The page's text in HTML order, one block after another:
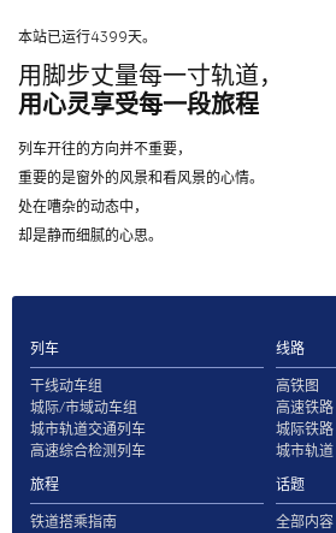
本站已运行4399天。
用脚步丈量每一寸轨道，
用心灵享受每一段旅程
列车开往的方向并不重要，
重要的是窗外的风景和看风景的心情。
处在嘈杂的动态中，
却是静而细腻的心思。
列车
干线动车组
城际/市域动车组
城市轨道交通列车
高速综合检测列车
线路
高铁图
高速铁路
城际铁路
城市轨道
旅程
铁道搭乘指南
话题
全部内容